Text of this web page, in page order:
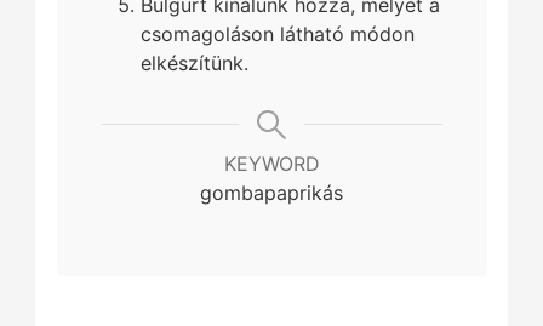
Bulgurt kínálunk hozzá, melyet a
csomagoláson látható módon
elkészítünk.
KEYWORD
gombapaprikás